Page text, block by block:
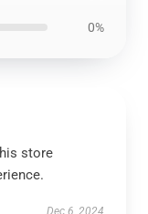
0%
store
Dec 6, 2024